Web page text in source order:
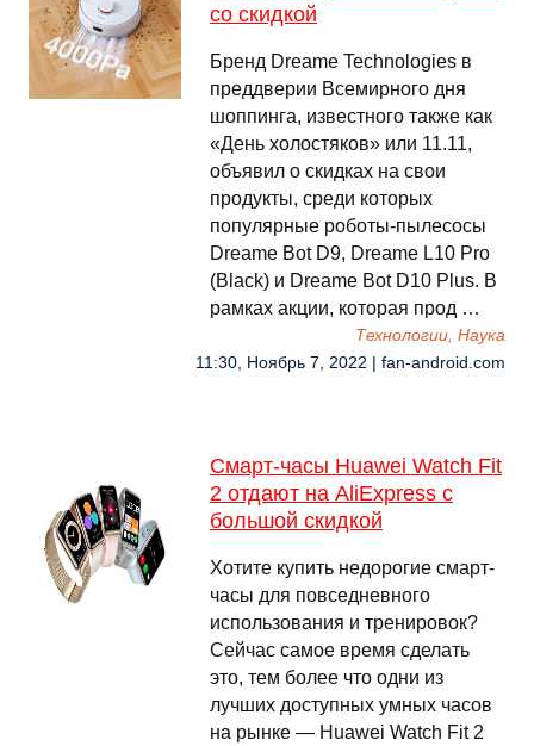
со скидкой
Бренд Dreame Technologies в
преддверии Всемирного дня
шоппинга, известного также как
«День холостяков» или 11.11,
объявил о скидках на свои
продукты, среди которых
популярные роботы-пылесосы
Dreame Bot D9, Dreame L10 Pro
(Black) и Dreame Bot D10 Plus. В
рамках акции, которая прод …
Технологии, Наука
11:30, Ноябрь 7, 2022 | fan-android.com
Смарт-часы Huawei Watch Fit
2 отдают на AliExpress с
большой скидкой
Хотите купить недорогие смарт-
часы для повседневного
использования и тренировок?
Сейчас самое время сделать
это, тем более что одни из
лучших доступных умных часов
на рынке — Huawei Watch Fit 2